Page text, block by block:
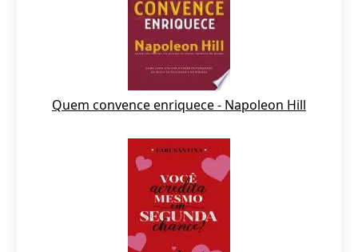
Quem convence enriquece - Napoleon Hill